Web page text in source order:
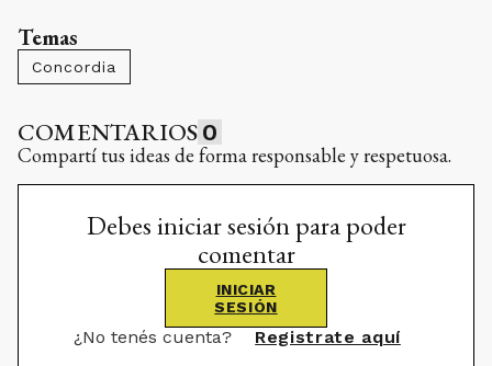
Temas
Concordia
COMENTARIOS 0
Compartí tus ideas de forma responsable y respetuosa.
Debes iniciar sesión para poder
comentar
INICIAR
SESIÓN
¿No tenés cuenta? Registrate aquí